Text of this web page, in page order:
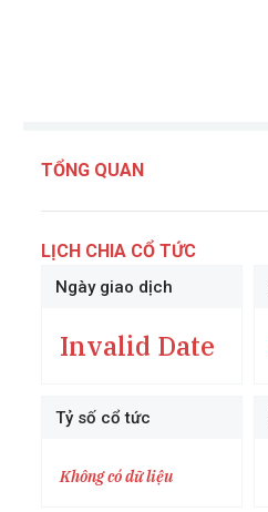
TỔNG QUAN
LỊCH CHIA CỔ TỨC
Ngày giao dịch
Invalid Date
Tỷ số cổ tức
Không có dữ liệu